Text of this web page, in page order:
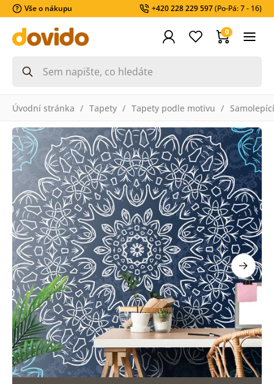
Vše o nákupu +420 228 229 597(Po-Pá: 7 - 16)
0
Úvodní stránka Tapety Tapety podle motivu